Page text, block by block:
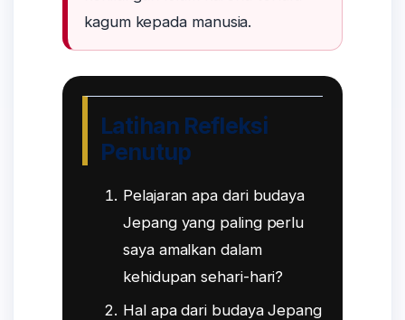
kagum kepada manusia.
Latihan Refleksi
Penutup
Pelajaran apa dari budaya
Jepang yang paling perlu
saya amalkan dalam
kehidupan sehari-hari?
Hal apa dari budaya Jepang